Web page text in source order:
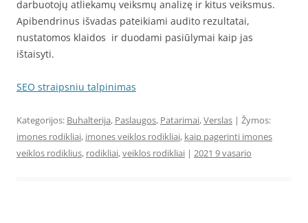
darbuotojų atliekamų veiksmų analizę ir kitus veiksmus.
Apibendrinus išvadas pateikiami audito rezultatai,
nustatomos klaidos ir duodami pasiūlymai kaip jas
ištaisyti.
SEO straipsniu talpinimas
Kategorijos: Buhalterija, Paslaugos, Patarimai,Verslas | Žymos:
imones rodikliai, imones veiklos rodikliai, kaip pagerinti imones
veiklos rodiklius, rodikliai,veiklos rodikliai | 2021 9 vasario